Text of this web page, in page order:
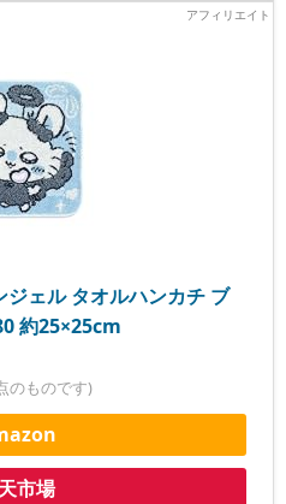
ェル タオルハンカチ ブ
約25×25cm
のものです)
市場